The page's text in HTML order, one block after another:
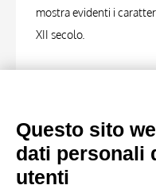
mostra evidenti i
XII secolo.
Anonimo , S. Mamiliano
particolare
Questo sito
dati personali
utenti